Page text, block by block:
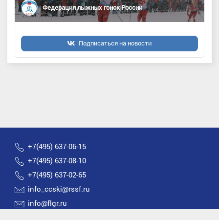
Федерация лыжных гонок России
Подписаться на новости
+7(495) 637-06-15
+7(495) 637-08-10
+7(495) 637-02-65
info_ccski@rssf.ru
info@flgr.ru